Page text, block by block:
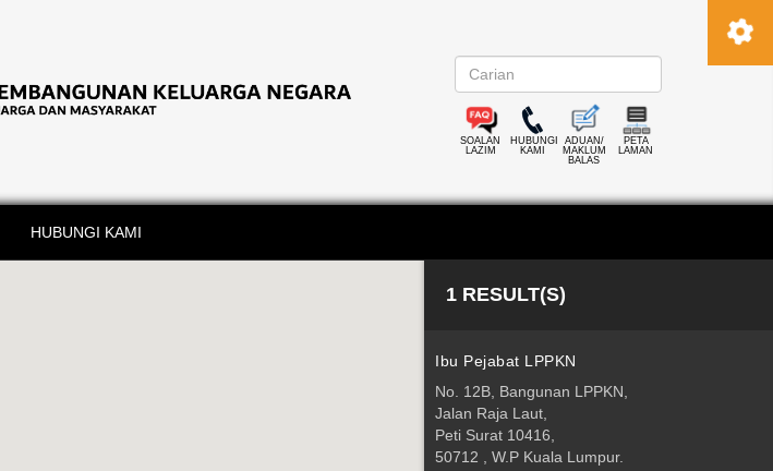
SOALAN
LAZIM
HUBUNGI
KAMI
ADUAN/
MAKLUM
BALAS
PETA
LAMAN
HUBUNGI KAMI
1 RESULT(S)
Ibu Pejabat LPPKN
No. 12B, Bangunan LPPKN,
Jalan Raja Laut,
Peti Surat 10416,
50712 , W.P Kuala Lumpur.